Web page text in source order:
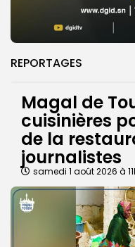
REPORTAGES
Magal de
cuisinières
de la
journalistes
samedi 1 août 2026 à